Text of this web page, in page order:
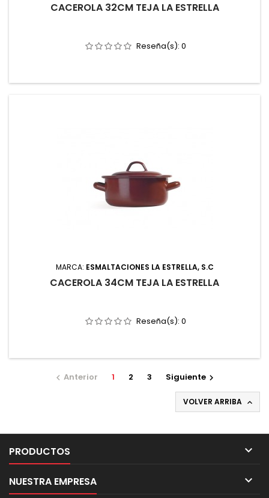
CACEROLA 32CM TEJA LA ESTRELLA
Reseña(s): 0
MARCA: ESMALTACIONES LA ESTRELLA, S.C
CACEROLA 34CM TEJA LA ESTRELLA
Reseña(s): 0
 Anterior 1 2 3 Siguiente
VOLVER ARRIBA 
PRODUCTOS 
NUESTRA EMPRESA 